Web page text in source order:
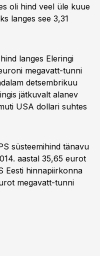
oli hind veel üle kuue
langes see 3,31
langes Eleringi
megavatt-tunni
detsembrikuu
jätkuvalt alanev
USA dollari suhtes
süsteemihind tänavu
aastal 35,65 eurot
Eesti hinnapiirkonna
megavatt-tunni